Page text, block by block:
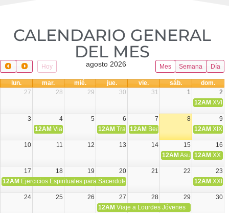
CALENDARIO GENERAL
DEL MES​
Hoy Mes Semana Día
agosto 2026
lun. mar. mié. jue. vie. sáb.
dom.
27
28 29 30 31 1
2
12AM XVIII
3 4 5 6 7 8
9
12AM Viaje Diocesano a Japón.
12AM Transfiguración del Señor
12AM Beatos Cruz Laplana,
12AM XIX
10 11 12 13 14 15
16
12AM Asunción de la
12AM XX
17 18 19 20 21 22
23
12AM Ejercicios Espirituales para Sacerdotes. Priego. 12AM XXI
24 25 26 27 28 29
30
12AM Viaje a Lourdes Jóvenes